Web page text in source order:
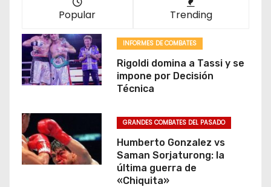
ó
n
d
e
e
n
t
Popular Trending
INFORMES DE COMBATES
Rigoldi domina a Tassi y se
impone por Decisión
Técnica
GRANDES COMBATES DEL PASADO
Humberto Gonzalez vs
Saman Sorjaturong: la
última guerra de
«Chiquita»